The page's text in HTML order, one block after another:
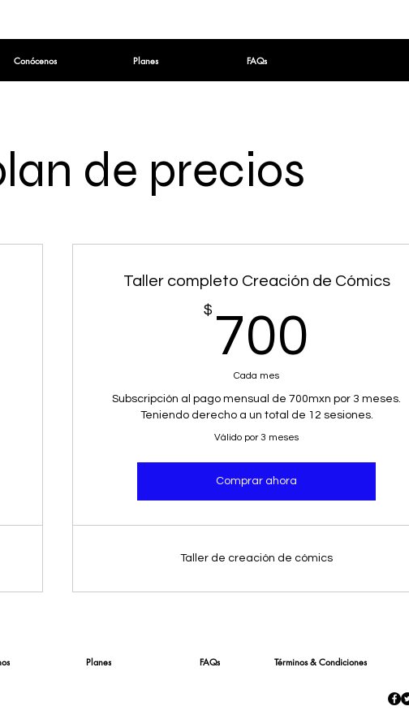
Conócenos Planes FAQs
de precios
Taller completo Creación de Cómics
$ 700
Cada mes
Subscripción al pago mensual de 700mxn por 3 meses.
Teniendo derecho a un total de 12 sesiones.
Válido por 3 meses
Comprar ahora
Taller de creación de cómics
Planes FAQs Términos & Condiciones